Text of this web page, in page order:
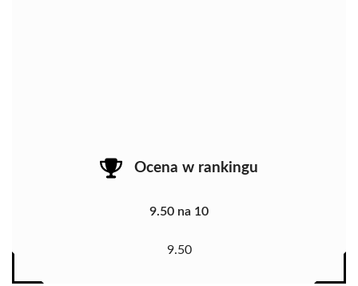
Ocena w rankingu
9.50 na 10
9.50